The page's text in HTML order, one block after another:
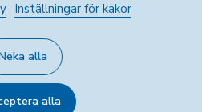
9
Inställningar för kakor
alla
alla